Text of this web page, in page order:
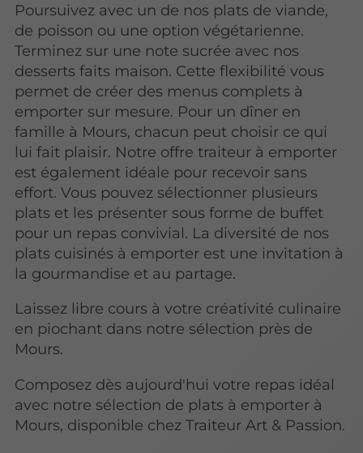
Poursuivez avec un de nos plats de viande,
de poisson ou une option végétarienne.
Terminez sur une note sucrée avec nos
desserts faits maison. Cette flexibilité vous
permet de créer des menus complets à
emporter sur mesure. Pour un dîner en
famille à Mours, chacun peut choisir ce qui
lui fait plaisir. Notre offre traiteur à emporter
est également idéale pour recevoir sans
effort. Vous pouvez sélectionner plusieurs
plats et les présenter sous forme de buffet
pour un repas convivial. La diversité de nos
plats cuisinés à emporter est une invitation à
la gourmandise et au partage.
Laissez libre cours à votre créativité culinaire
en piochant dans notre sélection près de
Mours.
Composez dès aujourd'hui votre repas idéal
avec notre sélection de plats à emporter à
Mours, disponible chez Traiteur Art & Passion.